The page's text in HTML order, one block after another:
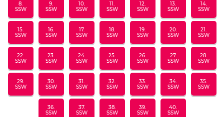
8.
SSW
9.
SSW
10.
SSW
11.
SSW
12.
SSW
13.
SSW
14.
SSW
15.
SSW
16.
SSW
17.
SSW
18.
SSW
19.
SSW
20.
SSW
21.
SSW
22.
SSW
23.
SSW
24.
SSW
25.
SSW
26.
SSW
27.
SSW
28.
SSW
29.
SSW
30.
SSW
31.
SSW
32.
SSW
33.
SSW
34.
SSW
35.
SSW
36.
SSW
37.
SSW
38.
SSW
39.
SSW
40.
SSW